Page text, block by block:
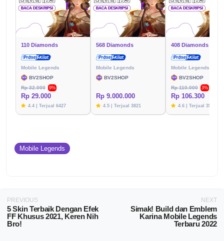
110 Diamonds
Mobile Legends
BV2SHOP
Rp 32.000
9%
Rp 29.000
4.4 | Terjual 6427
568 Diamonds
Mobile Legends
BV2SHOP
Rp 9.000.000
4.5 | Terjual 3821
408 Diamonds
Mobile Legends
BV2SHOP
Rp 110.000
3%
Rp 106.300
4.6 | Terjual 3576
Mobile Legends
PREVIOUS
5 Skin Terbaik Dengan Efek
FF Khusus 2021, Keren Nih
Bro!
NEXT
Simak! Build dan Emblem
Karina Mobile Legends
Terbaru 2022